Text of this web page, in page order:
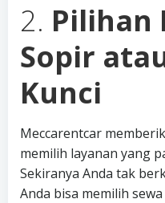
2. Pilihan
Sopir
Kunci
Meccarentcar
memilih layanan yang
Sekiranya Anda tak
Anda bisa memilih